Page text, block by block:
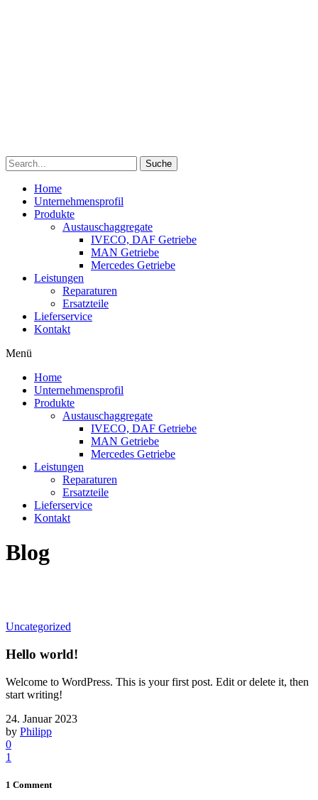
Suche
Home
Unternehmensprofil
Produkte
Austauschaggregate
IVECO, DAF Getriebe
MAN Getriebe
Mercedes Getriebe
Leistungen
Reparaturen
Ersatzteile
Lieferservice
Kontakt
Menü
Home
Unternehmensprofil
Produkte
Austauschaggregate
IVECO, DAF Getriebe
MAN Getriebe
Mercedes Getriebe
Leistungen
Reparaturen
Ersatzteile
Lieferservice
Kontakt
Blog
Uncategorized
Hello world!
Welcome to WordPress. This is your first post. Edit or delete it, then
start writing!
24. Januar 2023
by Philipp
0
1
1 Comment